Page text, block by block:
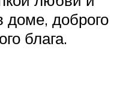
доме, доброго
блага.